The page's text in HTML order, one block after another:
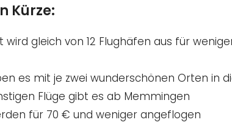
Kürze:
wird gleich von 12 Flughäfen aus für
es mit je zwei wunderschönen Orten in
Flüge gibt es ab Memmingen
für 70 € und weniger angeflogen